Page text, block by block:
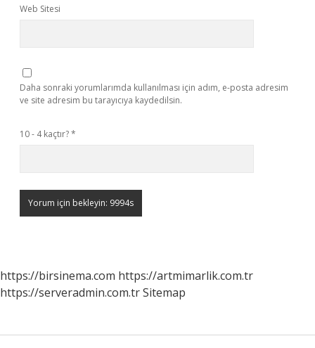
Web Sitesi
Daha sonraki yorumlarımda kullanılması için adım, e-posta adresim
ve site adresim bu tarayıcıya kaydedilsin.
10 - 4 kaçtır?*
https://birsinema.com https://artmimarlik.com.tr
https://serveradmin.com.trSitemap